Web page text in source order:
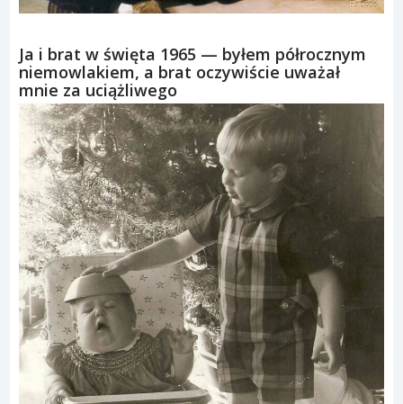
Ja i brat w święta 1965 — byłem półrocznym
niemowlakiem, a brat oczywiście uważał
mnie za uciążliwego